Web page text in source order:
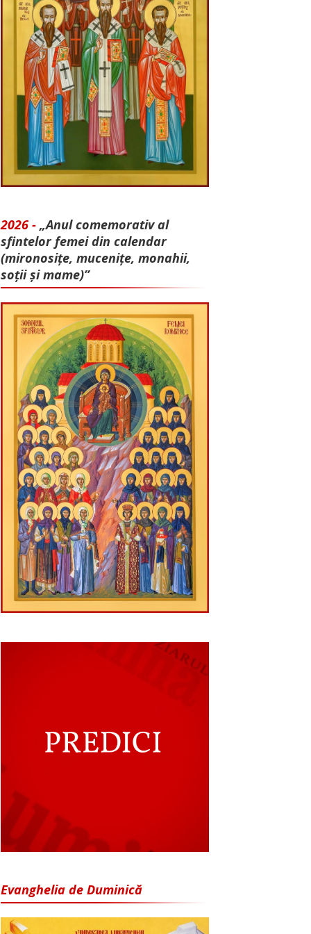
2026 - „Anul comemorativ al
sfintelor femei din calendar
(mironosițe, mu­cenițe, monahii,
soții și mame)”
Evanghelia de Duminică